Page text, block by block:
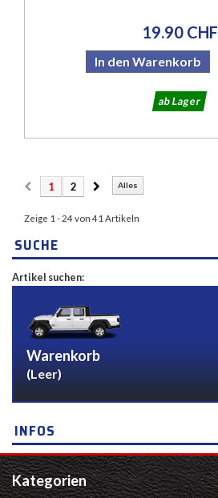
19.90 CHF
In den Warenkorb
ab Lager
Alles
1 2
Zeige 1 - 24 von 41 Artikeln
SUCHE
Artikel suchen:
Warenkorb
(Leer)
INFOS
Kategorien